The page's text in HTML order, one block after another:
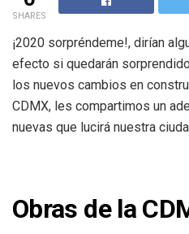
SHARES
¡2020 sorpréndeme!, dirían
efecto si quedarán
los nuevos cambios en
CDMX, les compartimos un
nuevas que lucirá nuestra
Obras de la